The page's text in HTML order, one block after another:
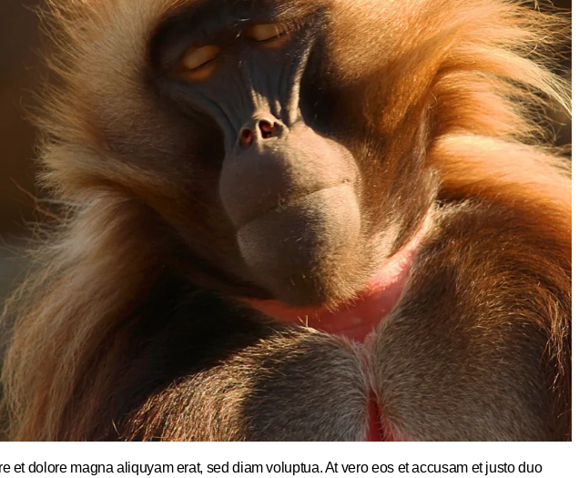
dolore magna aliquyam erat, sed diam voluptua. At vero eos et accusam et justo duo